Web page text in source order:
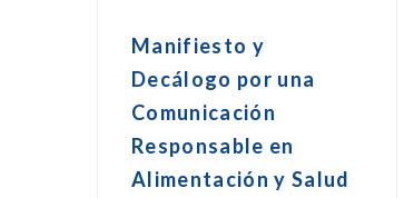
Manifiesto y
Decálogo por una
Comunicación
Responsable en
Alimentación y Salud